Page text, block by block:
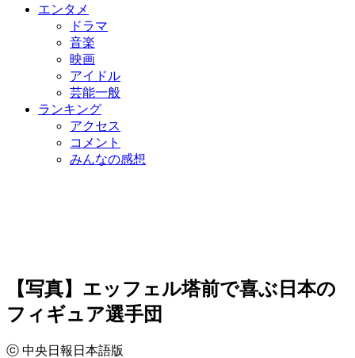
エンタメ
ドラマ
音楽
映画
アイドル
芸能一般
ランキング
アクセス
コメント
みんなの感想
【写真】エッフェル塔前で喜ぶ日本の
フィギュア選手団
ⓒ 中央日報日本語版